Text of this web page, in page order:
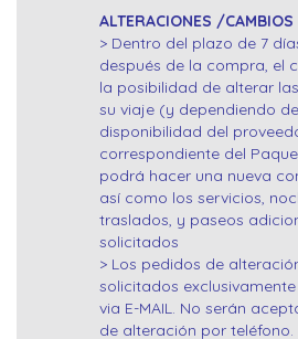
ALTERACIONES /CAMBIOS
> Dentro del plazo de 7
después de la compra, el
la posibilidad de alterar
su viaje (y dependiendo
disponibilidad del
correspondiente del
podrá hacer una nueva
así como los servicios,
traslados, y paseos
solicitados
> Los pedidos de
solicitados
via E-MAIL. No serán
de alteración por teléfono.